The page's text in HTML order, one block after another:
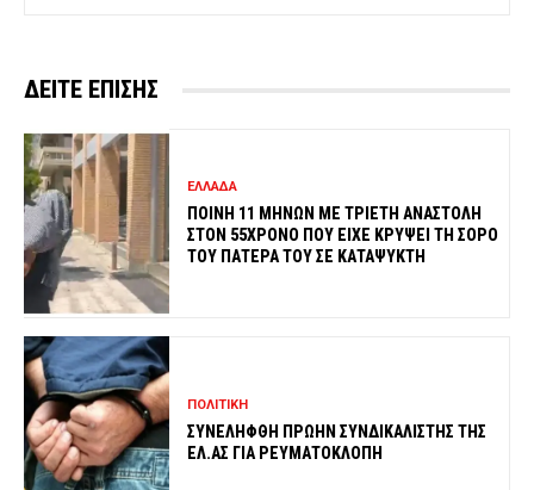
ΔΕΙΤΕ ΕΠΙΣΗΣ
ΕΛΛΑΔΑ
ΠΟΙΝΗ 11 ΜΗΝΩΝ ΜΕ ΤΡΙΕΤΗ ΑΝΑΣΤΟΛΗ
ΣΤΟΝ 55ΧΡΟΝΟ ΠΟΥ ΕΙΧΕ ΚΡΥΨΕΙ ΤΗ ΣΟΡΟ
ΤΟΥ ΠΑΤΕΡΑ ΤΟΥ ΣΕ ΚΑΤΑΨΥΚΤΗ
ΠΟΛΙΤΙΚΗ
ΣΥΝΕΛΗΦΘΗ ΠΡΩΗΝ ΣΥΝΔΙΚΑΛΙΣΤΗΣ ΤΗΣ
ΕΛ.ΑΣ ΓΙΑ ΡΕΥΜΑΤΟΚΛΟΠΗ